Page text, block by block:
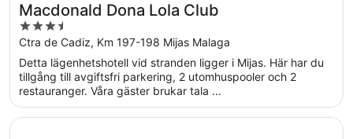
Macdonald Dona Lola Club
3.5
out
of
5
Ctra de Cadiz, Km 197-198 Mijas Malaga
Detta lägenhetshotell vid stranden ligger i Mijas. Här har du
tillgång till avgiftsfri parkering, 2 utomhuspooler och 2
restauranger. Våra gäster brukar tala ...
Öppnas i ett nytt fönster
Los Amigos Beach Club